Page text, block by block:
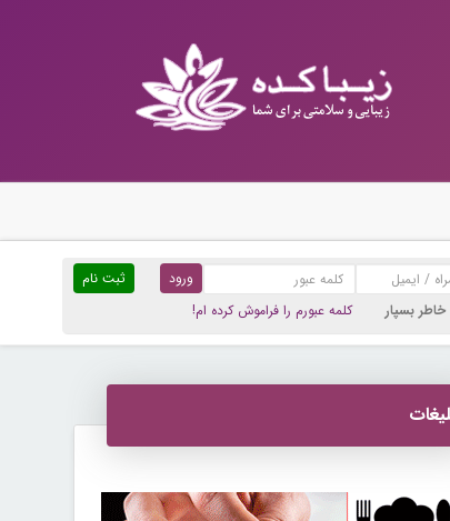
ثبت نام
خاطر بسپار
کلمه عبورم را فراموش کرده ام!